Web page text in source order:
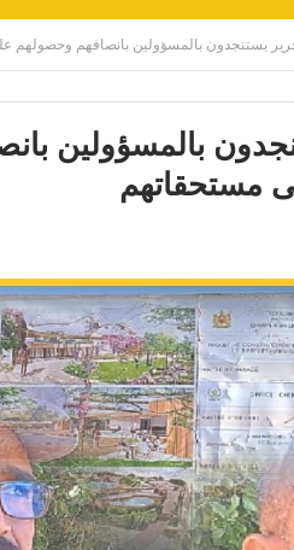
يستنجدون بالمسؤولين بانصافهم وحصولهم
بالمسؤولين
مستحقاتهم